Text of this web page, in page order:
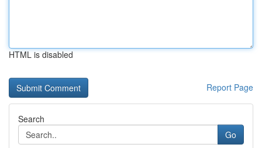
HTML is disabled
Report Page
Search
Go